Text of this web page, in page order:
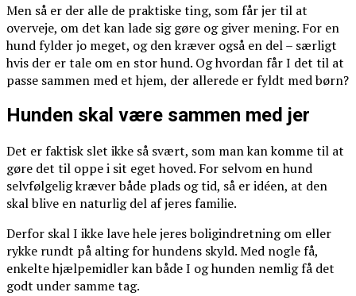
Men så er der alle de praktiske ting, som får jer til at
overveje, om det kan lade sig gøre og giver mening. For en
hund fylder jo meget, og den kræver også en del – særligt
hvis der er tale om en stor hund. Og hvordan får I det til at
passe sammen med et hjem, der allerede er fyldt med børn?
Hunden skal være sammen med jer
Det er faktisk slet ikke så svært, som man kan komme til at
gøre det til oppe i sit eget hoved. For selvom en hund
selvfølgelig kræver både plads og tid, så er idéen, at den
skal blive en naturlig del af jeres familie.
Derfor skal I ikke lave hele jeres boligindretning om eller
rykke rundt på alting for hundens skyld. Med nogle få,
enkelte hjælpemidler kan både I og hunden nemlig få det
godt under samme tag.